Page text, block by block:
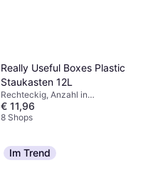
Really Useful Boxes Plastic
Staukasten 12L
Rechteckig, Anzahl in
Verpackung: 1, Material:
Kunststoff, 12 Liter
€ 11,96
8 Shops
Im Trend